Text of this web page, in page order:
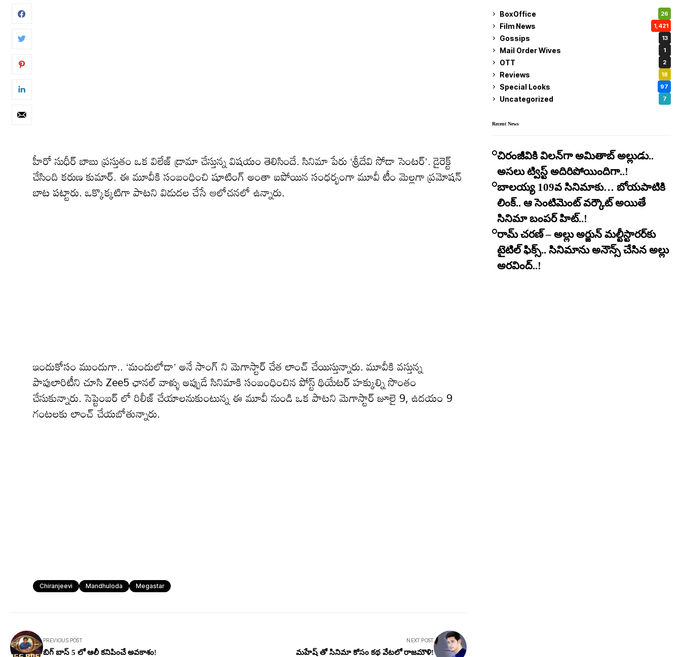
హీరో సుధీర్ బాబు ప్రస్తుతం ఒక విలేజ్ డ్రామా చేస్తున్న విషయం తెలిసిందే. సినిమా పేరు ‘శ్రీదేవి సోడా సెంటర్’. డైరెక్ట్
చేసింది కరుణ కుమార్. ఈ మూవీకి సంబంధించి షూటింగ్ అంతా ఐపోయిన సంధర్భంగా మూవీ టీం మెల్లగా ప్రమోషన్
బాట పట్టారు. ఒక్కొక్కటిగా పాటని విడుదల చేసే ఆలోచనలో ఉన్నారు.
ఇందుకోసం ముందుగా.. ‘మందులోడా’ అనే సాంగ్ ని మెగాస్టార్ చేత లాంచ్ చేయిస్తున్నారు. మూవీకి వస్తున్న
పాపులారిటీని చూసి Zee5 ఛానల్ వాళ్ళు అప్పుడే సినిమాకి సంబంధించిన పోస్ట్ థియేటర్ హక్కుల్ని సొంతం
చేసుకున్నారు. సెప్టెంబర్ లో రిలీజ్ చేయాలనుకుంటున్న ఈ మూవీ నుండి ఒక పాటని మెగాస్టార్ జూలై 9, ఉదయం 9
గంటలకు లాంచ్ చేయబోతున్నారు.
Chiranjeevi Mandhuloda Megastar
PREVIOUS POST
బిగ్ బాస్ 5 లో ఆలీ కనిపించే అవకాశం!
NEXT POST
మహేష్ తో సినిమా కోసం కథ వేటలో రాజమౌళి!
BoxOffice 26
Film News 1,421
Gossips 13
Mail Order Wives 1
OTT 2
Reviews 18
Special Looks 97
Uncategorized 7
Recent News
చిరంజీవికి విలన్‌గా అమితాబ్ అల్లుడు..
అసలు ట్విస్ట్ అదిరిపోయిందిగా..!
బాలయ్య 109వ సినిమాకు… బోయపాటికి
లింక్.. ఆ సెంటిమెంట్ వర్కౌట్ అయితే
సినిమా బంపర్ హిట్..!
రామ్ చరణ్ – అల్లు అర్జున్ మల్టీస్టారర్​కు
టైటిల్ ఫిక్స్.. సినిమాను అనౌన్స్ చేసిన అల్లు
అరవింద్..!